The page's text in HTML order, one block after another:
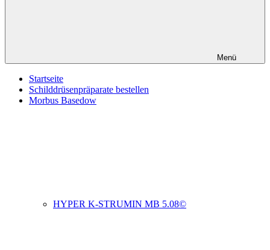
Menü
Startseite
Schilddrüsenpräparate bestellen
Morbus Basedow
HYPER K-STRUMIN MB 5.08©